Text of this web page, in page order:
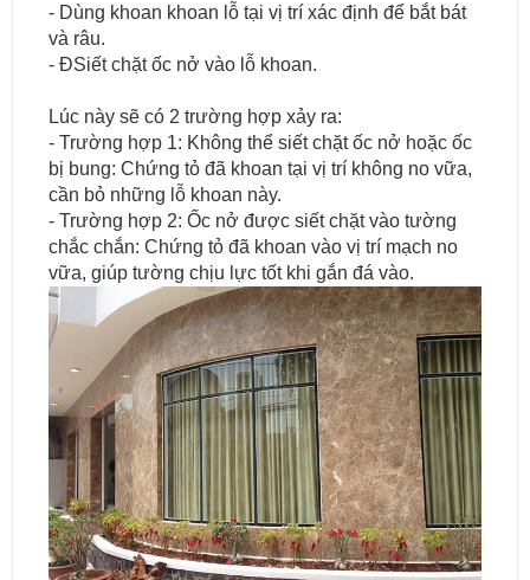
- Dùng khoan khoan lỗ tại vị trí xác định để bắt bát
và râu.
- ĐSiết chặt ốc nở vào lỗ khoan.
Lúc này sẽ có 2 trường hợp xảy ra:
- Trường hợp 1: Không thể siết chặt ốc nở hoặc ốc
bị bung: Chứng tỏ đã khoan tại vị trí không no vữa,
cần bỏ những lỗ khoan này.
- Trường hợp 2: Ốc nở được siết chặt vào tường
chắc chắn: Chứng tỏ đã khoan vào vị trí mạch no
vữa, giúp tường chịu lực tốt khi gắn đá vào.